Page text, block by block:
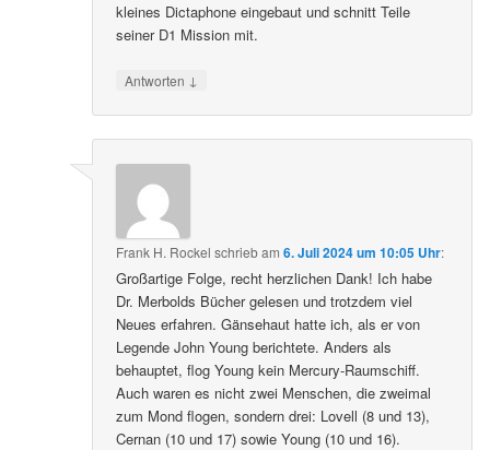
kleines Dictaphone eingebaut und schnitt Teile
seiner D1 Mission mit.
Antworten ↓
Frank H. Rockel schriebam6. Juli 2024 um 10:05 Uhr:
Großartige Folge, recht herzlichen Dank! Ich habe
Dr. Merbolds Bücher gelesen und trotzdem viel
Neues erfahren. Gänsehaut hatte ich, als er von
Legende John Young berichtete. Anders als
behauptet, flog Young kein Mercury-Raumschiff.
Auch waren es nicht zwei Menschen, die zweimal
zum Mond flogen, sondern drei: Lovell (8 und 13),
Cernan (10 und 17) sowie Young (10 und 16).